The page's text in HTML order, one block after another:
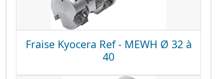
Fraise Kyocera Ref - MEWH Ø 32 à
40